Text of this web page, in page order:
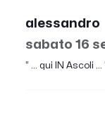
alessandro
sabato 16
“ … qui IN Ascoli …